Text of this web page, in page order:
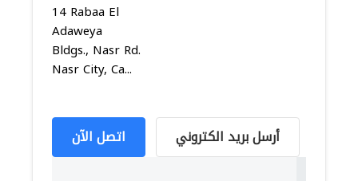
14 Rabaa El
Adaweya
Bldgs., Nasr Rd.
Nasr City, Ca...
اتصل الآن أرسل بريد الكتروني